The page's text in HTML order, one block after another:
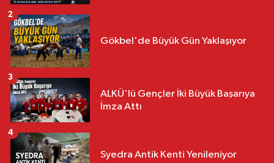
Gökbel'de Büyük Gün Yaklaşıyor
2
ALKÜ'lü Gençler İki Büyük Başarıya
İmza Attı
3
Syedra Antik Kenti Yenileniyor
4